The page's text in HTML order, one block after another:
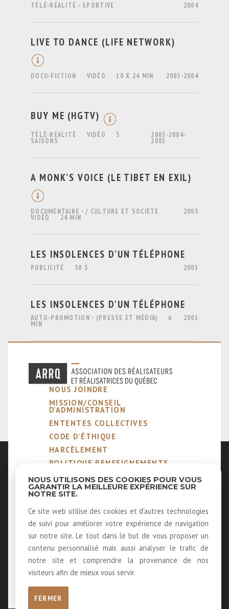
TÉLÉ-RÉALITÉ - SPORTIVE 2004
LIVE TO DANCE (LIFE NETWORK)
DOCU-FICTION VIDÉO 10 X 24 MIN 2003-2004
BUY ME (HGTV)
TÉLÉ-RÉALITÉ VIDÉO 3
SAISONS
2003-2004-
2005
A MONK’S VOICE (LE TIBET EN EXIL)
DOCUMENTAIRE - / CULTURE ET SOCIÉTÉ
VIDÉO 24 MIN
2003
LES INSOLENCES D'UN TÉLÉPHONE
PUBLICITÉ 30 S 2001
LES INSOLENCES D'UN TÉLÉPHONE
AUTO-PROMOTION - (PRESSE ET MÉDIA) 6
MIN
2001
NOUS JOINDRE
MISSION/CONSEIL
D'ADMINISTRATION
ENTENTES COLLECTIVES
CODE D'ÉTHIQUE
HARCÈLEMENT
POLITIQUE RENSEIGNEMENTS
NOTRE MÉTIER
MEMBRES ÉMÉRITES ET
LOUER NOS SALLES
RECEVOIR NOTRE INFOLETTRE
NOUS UTILISONS DES COOKIES POUR VOUS
GARANTIR LA MEILLEURE EXPÉRIENCE SUR
NOTRE SITE.
Ce site web utilise des cookies et d'autres technologies
de suivi pour améliorer votre expérience de navigation
sur notre site. Le tout dans le but de vous proposer un
contenu personnalisé mais aussi analyser le trafic de
notre site et comprendre la provenance de nos
visiteurs afin de mieux vous servir.
FERMER